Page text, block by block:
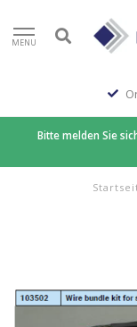
MENU
Bitte melden Sie